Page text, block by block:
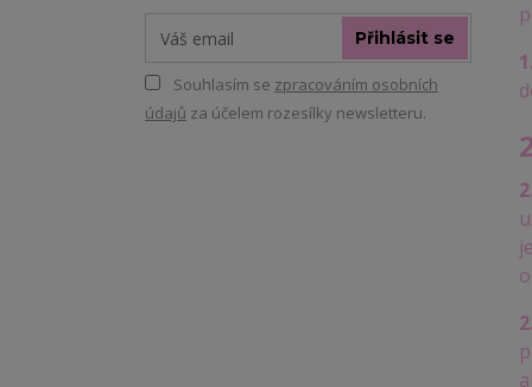
Přihlásit se
Souhlasím se zpracováním osobních
údajů za účelem rozesílky newsletteru.